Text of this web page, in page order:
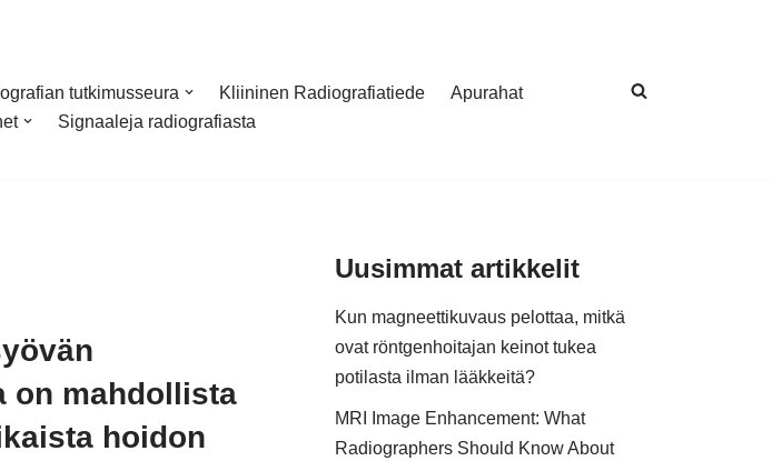
tutkimusseura Kliininen Radiografiatiede
Apurahat
Signaaleja radiografiasta
on mahdollista
hoidon
Uusimmat artikkelit
Kun magneettikuvaus pelottaa, mitkä
ovat röntgenhoitajan keinot tukea
potilasta ilman lääkkeitä?
MRI Image Enhancement: What
Radiographers Should Know About